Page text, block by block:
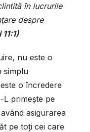
în lucrurile
despre
nu este o
simplu
o încredere
L primește pe
asigurarea
pe toți cei care